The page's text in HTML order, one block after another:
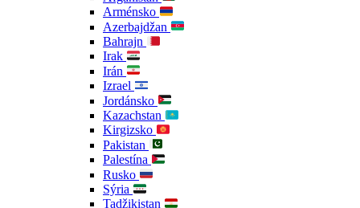
Arménsko
Azerbajdžan
Bahrajn
Irak
Irán
Izrael
Jordánsko
Kazachstan
Kirgizsko
Pakistan
Palestína
Rusko
Sýria
Tadžikistan